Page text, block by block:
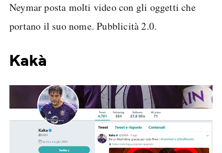
Neymar posta molti video con gli oggetti che
portano il suo nome. Pubblicità 2.0.
Kakà